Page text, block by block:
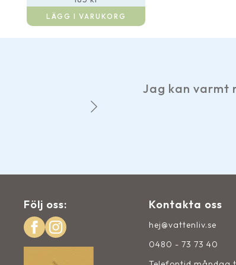
LÄGG I VARUKORG
Jag kan varmt rekommendera
Följ oss: Kontakta oss
hej@vattenliv.se
0480 - 73 73 40